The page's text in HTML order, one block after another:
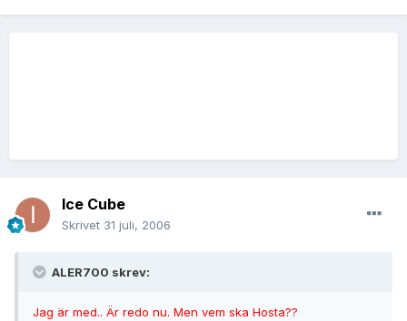
Ice Cube
Skrivet 31 juli, 2006
ALER700 skrev:
Jag är med.. Är redo nu. Men vem ska Hosta??